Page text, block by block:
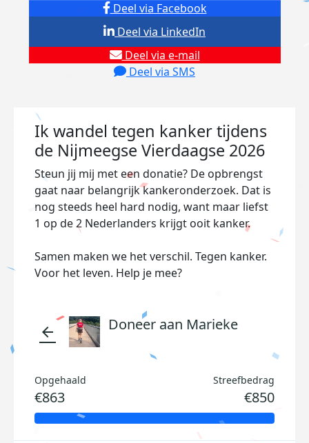
Deel via Facebook
Deel via e-mail
Deel via SMS
Deel via LinkedIn
Ik wandel tegen kanker tijdens
de Nijmeegse Vierdaagse 2026
Steun jij mij met een donatie? De opbrengst
gaat naar belangrijk kankeronderzoek. Dat is
nog steeds heel hard nodig, want maar liefst
1 op de 2 Nederlanders krijgt ooit kanker.
Samen maken we het verschil. Tegen kanker.
Voor het leven. Help je mee?
arrow_back Doneer aan Marieke
Opgehaald
€863
Streefbedrag
€850